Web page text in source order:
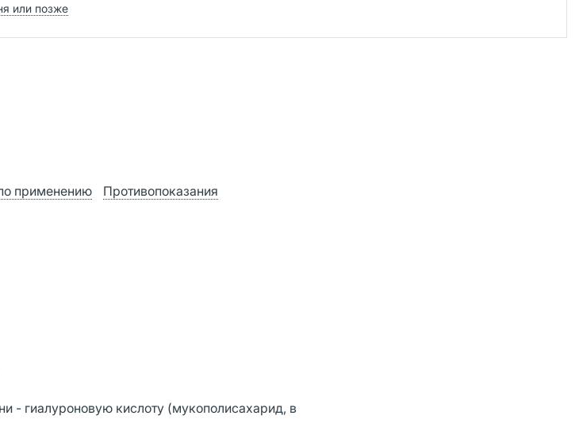
или позже
применению
Противопоказания
- гиалуроновую кислоту (мукополисахарид, в